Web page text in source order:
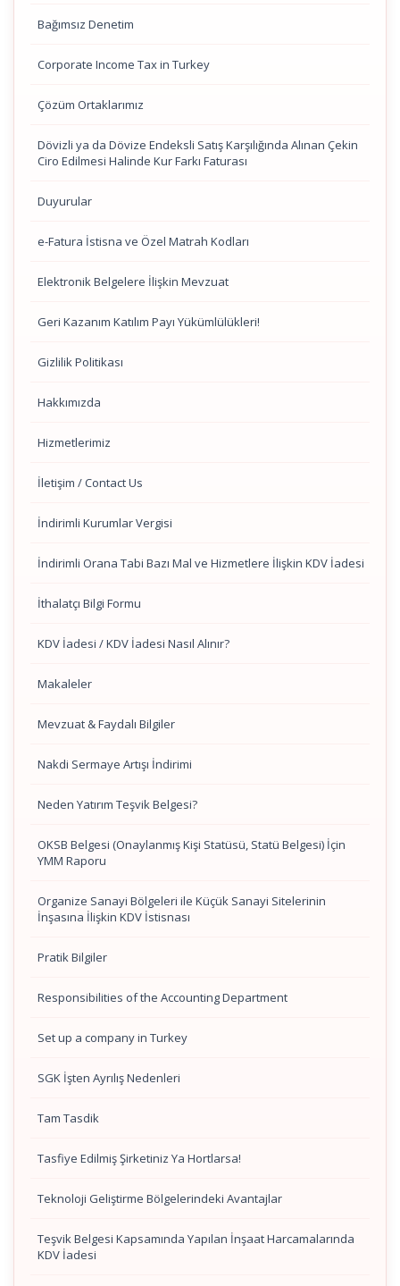
Bağımsız Denetim
Corporate Income Tax in Turkey
Çözüm Ortaklarımız
Dövizli ya da Dövize Endeksli Satış Karşılığında Alınan Çekin
Ciro Edilmesi Halinde Kur Farkı Faturası
Duyurular
e-Fatura İstisna ve Özel Matrah Kodları
Elektronik Belgelere İlişkin Mevzuat
Geri Kazanım Katılım Payı Yükümlülükleri!
Gizlilik Politikası
Hakkımızda
Hizmetlerimiz
İletişim / Contact Us
İndirimli Kurumlar Vergisi
İndirimli Orana Tabi Bazı Mal ve Hizmetlere İlişkin KDV İadesi
İthalatçı Bilgi Formu
KDV İadesi / KDV İadesi Nasıl Alınır?
Makaleler
Mevzuat & Faydalı Bilgiler
Nakdi Sermaye Artışı İndirimi
Neden Yatırım Teşvik Belgesi?
OKSB Belgesi (Onaylanmış Kişi Statüsü, Statü Belgesi) İçin
YMM Raporu
Organize Sanayi Bölgeleri ile Küçük Sanayi Sitelerinin
İnşasına İlişkin KDV İstisnası
Pratik Bilgiler
Responsibilities of the Accounting Department
Set up a company in Turkey
SGK İşten Ayrılış Nedenleri
Tam Tasdik
Tasfiye Edilmiş Şirketiniz Ya Hortlarsa!
Teknoloji Geliştirme Bölgelerindeki Avantajlar
Teşvik Belgesi Kapsamında Yapılan İnşaat Harcamalarında
KDV İadesi